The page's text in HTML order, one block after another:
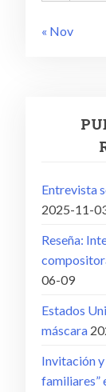
« Nov
Entrevista
2025-11-
Reseña:
06-09
Estados
máscara
Invitación y
familiares”